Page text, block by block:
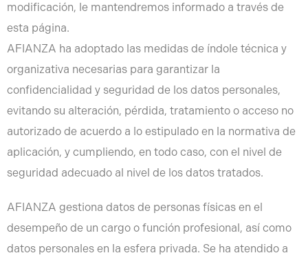
modificación, le mantendremos informado a través de
esta página.
AFIANZA ha adoptado las medidas de índole técnica y
organizativa necesarias para garantizar la
confidencialidad y seguridad de los datos personales,
evitando su alteración, pérdida, tratamiento o acceso no
autorizado de acuerdo a lo estipulado en la normativa de
aplicación, y cumpliendo, en todo caso, con el nivel de
seguridad adecuado al nivel de los datos tratados.
AFIANZA gestiona datos de personas físicas en el
desempeño de un cargo o función profesional, así como
datos personales en la esfera privada. Se ha atendido a